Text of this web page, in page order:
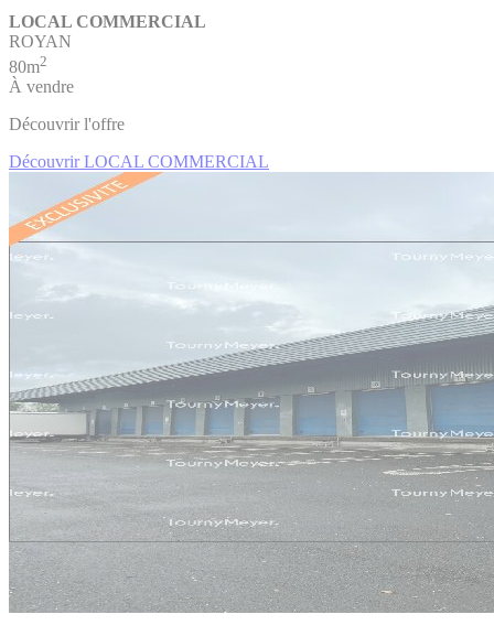
LOCAL COMMERCIAL
ROYAN
80m2
À vendre
Découvrir l'offre
Découvrir LOCAL COMMERCIAL